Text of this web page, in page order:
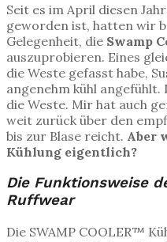
Seit es im April diesen
geworden ist, hatten wir
Gelegenheit, die Swamp
auszuprobieren. Eines
die Weste gefasst habe,
angenehm kühl
die Weste. Mir hat auch
weit zurück über den
bis zur Blase reicht. Aber
Kühlung eigentlich?
Die Funktionsweise
Ruffwear
Die SWAMP COOLER™